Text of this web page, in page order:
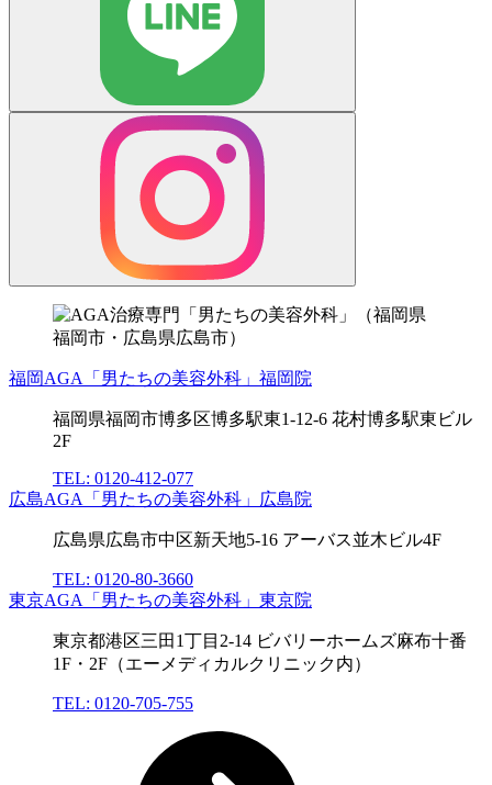
福岡AGA「男たちの美容外科」福岡院
福岡県福岡市博多区博多駅東1-12-6 花村博多駅東ビル
2F
TEL: 0120-412-077
広島AGA「男たちの美容外科」広島院
広島県広島市中区新天地5-16 アーバス並木ビル4F
TEL: 0120-80-3660
東京AGA「男たちの美容外科」東京院
東京都港区三田1丁目2-14 ビバリーホームズ麻布十番
1F・2F（エーメディカルクリニック内）
TEL: 0120-705-755